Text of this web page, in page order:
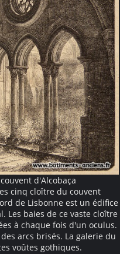
d'Alcobaça
cinq cloître du couvent
de Lisbonne est un édifice
Les baies de ce vaste cloître
à chaque fois d'un oculus.
arcs brisés. La galerie du
voûtes gothiques.